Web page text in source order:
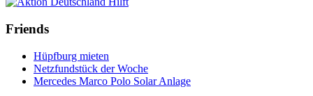
Friends
Hüpfburg mieten
Netzfundstück der Woche
Mercedes Marco Polo Solar Anlage